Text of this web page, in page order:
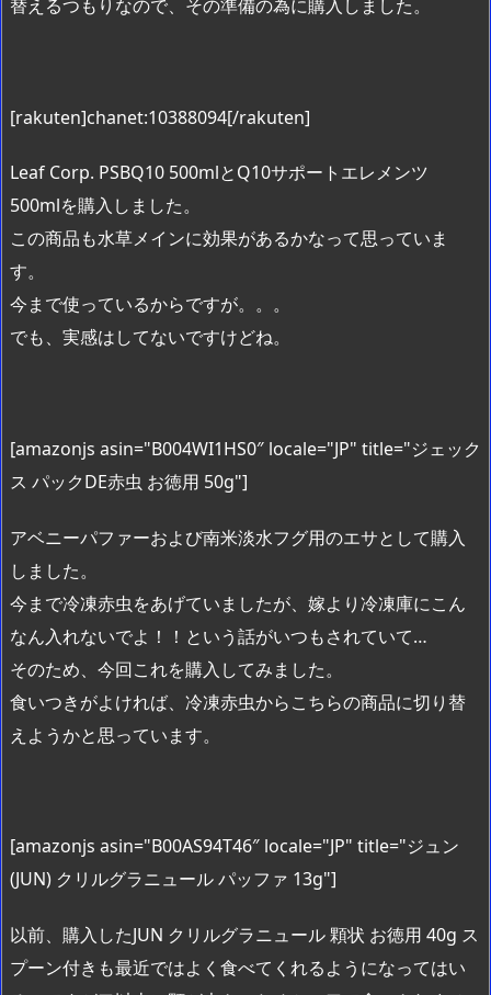
替えるつもりなので、その準備の為に購入しました。
[rakuten]chanet:10388094[/rakuten]
Leaf Corp. PSBQ10 500mlとQ10サポートエレメンツ
500mlを購入しました。
この商品も水草メインに効果があるかなって思っていま
す。
今まで使っているからですが。。。
でも、実感はしてないですけどね。
[amazonjs asin="B004WI1HS0″ locale="JP" title="ジェック
ス パックDE赤虫 お徳用 50g"]
アベニーパファーおよび南米淡水フグ用のエサとして購入
しました。
今まで冷凍赤虫をあげていましたが、嫁より冷凍庫にこん
なん入れないでよ！！という話がいつもされていて…
そのため、今回これを購入してみました。
食いつきがよければ、冷凍赤虫からこちらの商品に切り替
えようかと思っています。
[amazonjs asin="B00AS94T46″ locale="JP" title="ジュン
(JUN) クリルグラニュール パッファ 13g"]
以前、購入したJUN クリルグラニュール 顆状 お徳用 40g ス
プーン付きも最近ではよく食べてくれるようになってはい